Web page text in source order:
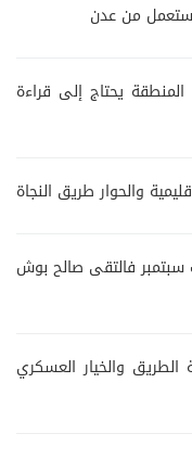
ستعمل من عدن
يحتاج إلى قراءة
والحوار طريق النجاة
سبتمبر فالتقى صالح بوش
الطريق والخيار العسكري